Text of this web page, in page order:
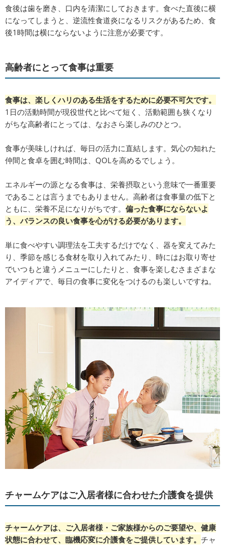
食後は歯を磨き、口内を清潔にしておきます。食べた直後に横
になってしまうと、逆流性食道炎になるリスクがあるため、食
後1時間は横にならないように注意が必要です。
高齢者にとって食事は重要
食事は、楽しくハリのある生活をするために必要不可欠です。
1日の活動時間が現役世代と比べて短く、活動範囲も狭くなり
がちな高齢者にとっては、なおさら楽しみのひとつ。
食事が美味しければ、毎日の活力に直結します。気心の知れた
仲間と食卓を囲む時間は、QOLを高めるでしょう。
エネルギーの源となる食事は、栄養摂取という意味で一番重要
であることは言うまでもありません。高齢者は食事量の低下と
ともに、栄養不足になりがちです。 偏った食事にならないよ
う、バランスの良い食事を心がける必要があります。
単に食べやすい調理法を工夫するだけでなく、器を変えてみた
り、季節を感じる食材を取り入れてみたり、時にはお取り寄せ
でいつもと違うメニューにしたりと、食事を楽しむさまざまな
アイディアで、毎日の食事に変化をつけるのも楽しいですね。
チャームケアはご入居者様に合わせた介護食を提供
チャームケアは、ご入居者様・ご家族様からのご要望や、健康
状態に合わせて、臨機応変に介護食をご提供しています。 チャ